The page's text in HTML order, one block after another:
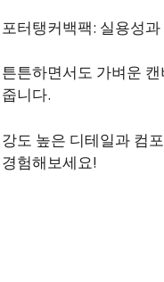
포터탱커백팩: 실용성
튼튼하면서도 가벼운
줍니다.
강도 높은 디테일과 컴
경험해보세요!